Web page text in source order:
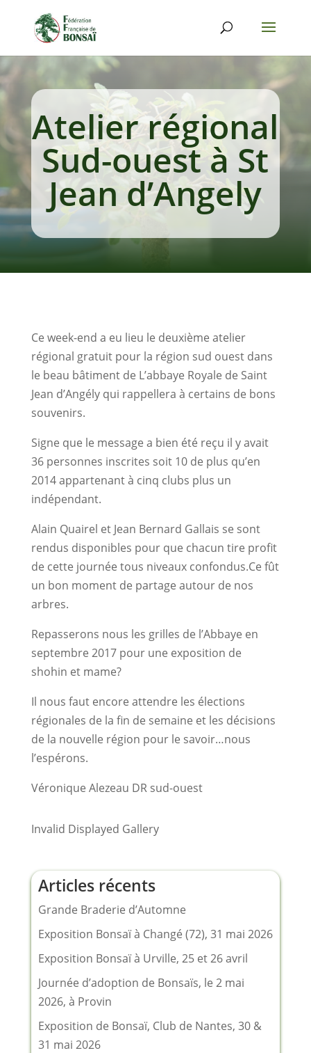
Atelier régional
Sud-ouest à St
Jean d’Angely
Ce week-end a eu lieu le deuxième atelier
régional gratuit pour la région sud ouest dans
le beau bâtiment de L’abbaye Royale de Saint
Jean d’Angély qui rappellera à certains de bons
souvenirs.
Signe que le message a bien été reçu il y avait
36 personnes inscrites soit 10 de plus qu’en
2014 appartenant à cinq clubs plus un
indépendant.
Alain Quairel et Jean Bernard Gallais se sont
rendus disponibles pour que chacun tire profit
de cette journée tous niveaux confondus.Ce fût
un bon moment de partage autour de nos
arbres.
Repasserons nous les grilles de l’Abbaye en
septembre 2017 pour une exposition de
shohin et mame?
Il nous faut encore attendre les élections
régionales de la fin de semaine et les décisions
de la nouvelle région pour le savoir…nous
l’espérons.
Véronique Alezeau DR sud-ouest
Invalid Displayed Gallery
Articles récents
Grande Braderie d’Automne
Exposition Bonsaï à Changé (72), 31 mai 2026
Exposition Bonsaï à Urville, 25 et 26 avril
Journée d’adoption de Bonsaïs, le 2 mai
2026, à Provin
Exposition de Bonsaï, Club de Nantes, 30 &
31 mai 2026